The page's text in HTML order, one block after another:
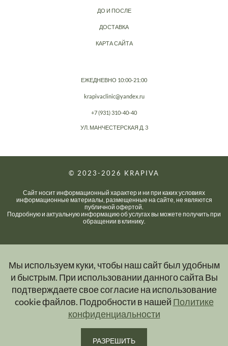
Мы используем куки, чтобы наш сайт был удобным
и быстрым. При использовании данного сайта Вы
подтверждаете свое согласие на использование
cookie файлов. Подробности в нашей Политике
конфиденциальности
РАЗРЕШИТЬ
ДО И ПОСЛЕ
ДОСТАВКА
КАРТА САЙТА
ЕЖЕДНЕВНО 10:00-21:00
krapivaclinic@yandex.ru
+7 (931) 310-40-40
УЛ. МАНЧЕСТЕРСКАЯ Д. 3
© 2023-2026 KRAPIVA
Сайт носит информационный характер и ни при каких условиях
информационные материалы, размещенные на сайте, не являются
публичной офертой.
Подробную и актуальную информацию об услугах вы можете получить при
обращении в клинику.